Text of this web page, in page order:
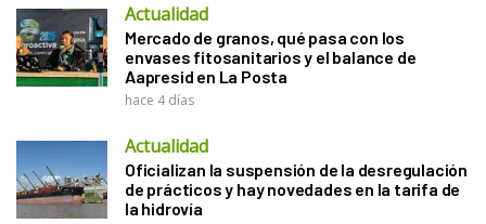
Actualidad
Mercado de granos, qué pasa con los
envases fitosanitarios y el balance de
Aapresid en La Posta
hace 4 días
Actualidad
Oficializan la suspensión de la desregulación
de prácticos y hay novedades en la tarifa de
la hidrovía